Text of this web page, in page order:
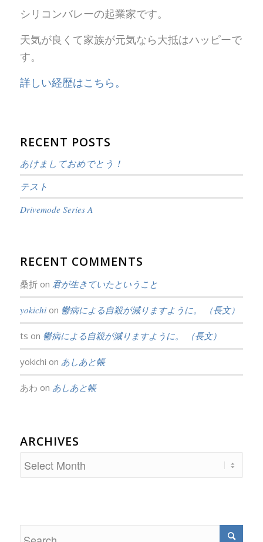
シリコンバレーの起業家です。
天気が良くて家族が元気なら大抵はハッピーで
す。
詳しい経歴はこちら。
RECENT POSTS
あけましておめでとう！
テスト
Drivemode Series A
RECENT COMMENTS
桑折on 君が生きていたということ
yokichion 鬱病による自殺が減りますように。 （長文）
ts on 鬱病による自殺が減りますように。 （長文）
yokichi on あしあと帳
あわ on あしあと帳
ARCHIVES